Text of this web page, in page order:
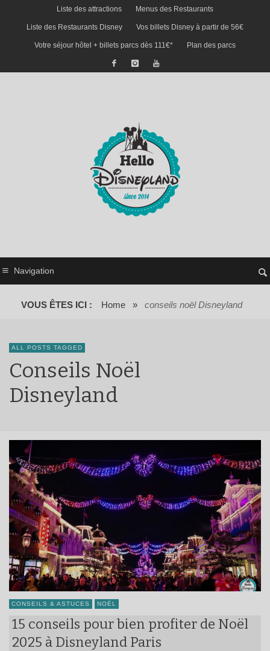
Liste des attractions Menus des Restaurants
Liste des Restaurants Disney Vos billets Disney à partir de 56€
Votre séjour hôtel + billets parcs dès 111€* Plan des parcs
Navigation
VOUS ÊTES ICI : Home » conseils noël Disneyland
ALL POSTS TAGGED
Conseils Noël
Disneyland
CONSEILS & ASTUCES NOËL
15 conseils pour bien profiter de Noël
2025 à Disneyland Paris